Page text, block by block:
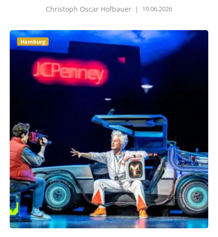
Christoph Oscar Hofbauer | 19.06.2026
Hamburg